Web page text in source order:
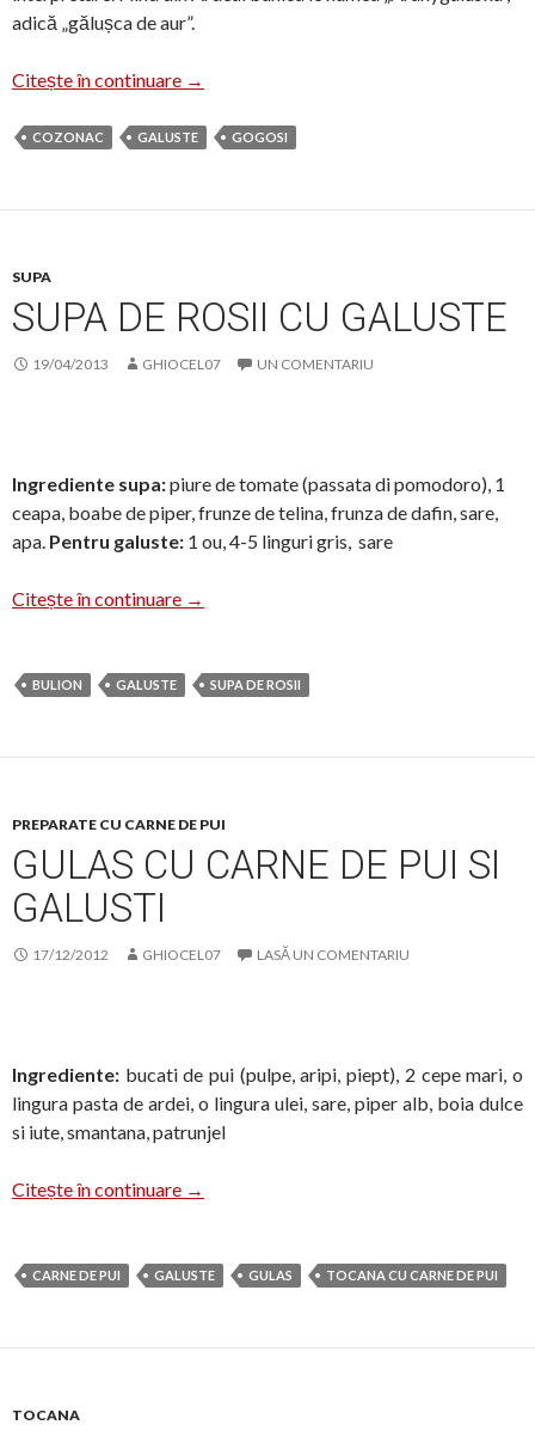
adică „gălușca de aur”.
Citește în continuare Galuste de aur (Aranygaluska)
→
COZONAC GALUSTE GOGOSI
SUPA
SUPA DE ROSII CU GALUSTE
19/04/2013 GHIOCEL07 UN COMENTARIU
Ingrediente supa:piure de tomate (passata di pomodoro), 1
ceapa, boabe de piper, frunze de telina, frunza de dafin, sare,
apa. Pentru galuste: 1 ou, 4-5 linguri gris, sare
Citește în continuare Supa de rosii cu galuste
→
BULION GALUSTE SUPA DE ROSII
PREPARATE CU CARNE DE PUI
GULAS CU CARNE DE PUI SI
GALUSTI
17/12/2012 GHIOCEL07 LASĂ UN COMENTARIU
Ingrediente: bucati de pui (pulpe, aripi, piept), 2 cepe mari, o
lingura pasta de ardei, o lingura ulei, sare, piper alb, boia dulce
si iute, smantana, patrunjel
Citește în continuare Gulas cu carne de pui si galusti
→
CARNE DE PUI GALUSTE GULAS TOCANA CU CARNE DE PUI
TOCANA